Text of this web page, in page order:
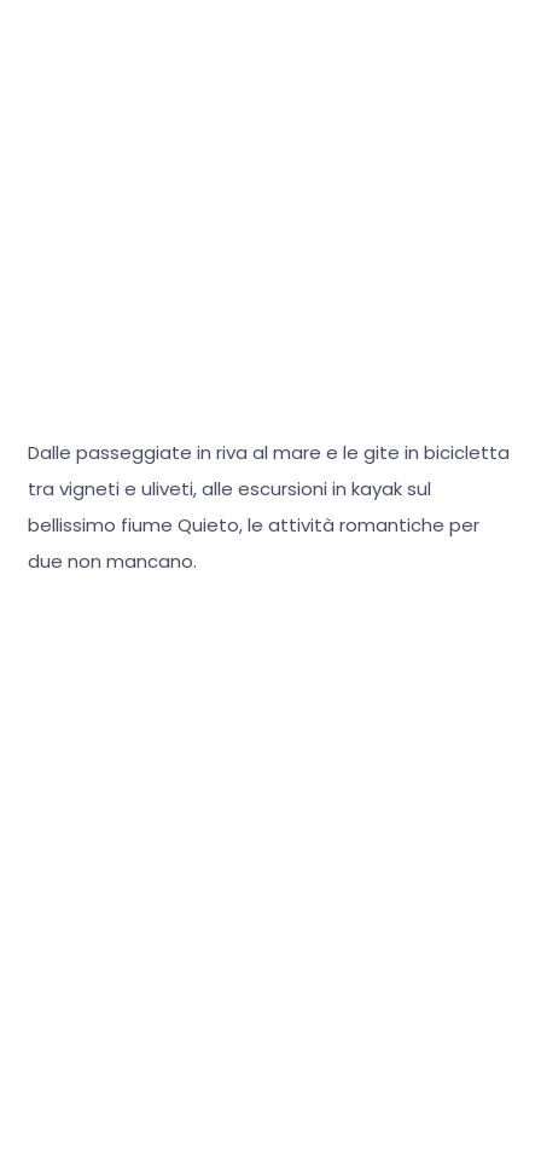
Dalle passeggiate in riva al mare e le gite in bicicletta
tra vigneti e uliveti, alle escursioni in kayak sul
bellissimo fiume Quieto, le attività romantiche per
due non mancano.